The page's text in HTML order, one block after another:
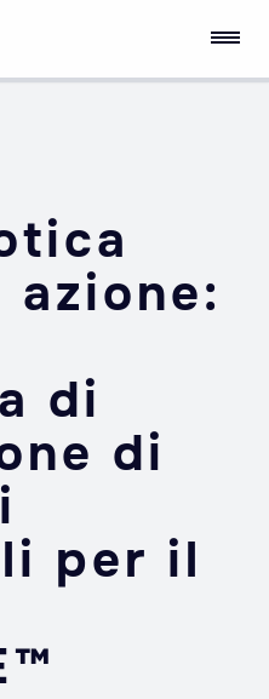
azione:
di
di
per il